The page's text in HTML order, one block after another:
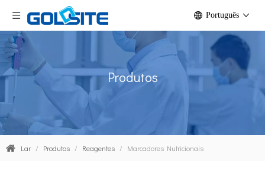
Português
Produtos
Lar / Produtos / Reagentes / Marcadores Nutricionais